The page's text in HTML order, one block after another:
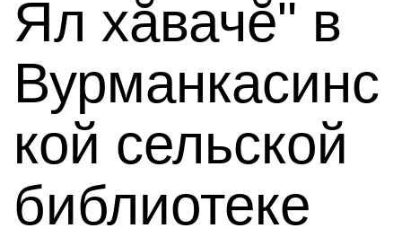
Ял хӑвачӗ" в
Вурманкасинс
кой сельской
библиотеке